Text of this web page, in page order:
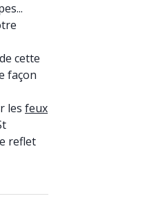
cette
façon
les feux
reflet